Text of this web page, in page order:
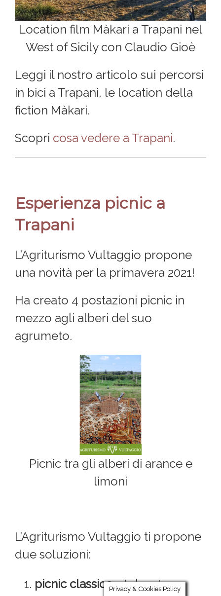
Location film Màkari a Trapani nel
West of Sicily con Claudio Gioè
Leggi il nostro articolo sui percorsi
in bici a Trapani, le location della
fiction Màkari.
Scopri cosa vedere a Trapani.
Esperienza picnic a
Trapani
L’Agriturismo Vultaggio propone
una novità per la primavera 2021!
Ha creato 4 postazioni picnic in
mezzo agli alberi del suo
agrumeto.
Picnic tra gli alberi di arance e
limoni
L’Agriturismo Vultaggio ti propone
due soluzioni:
picnic classico: stola a terra,
Privacy & Cookies Policy